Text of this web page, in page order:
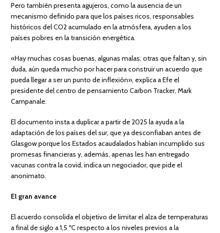
Pero también presenta agujeros, como la ausencia de un
mecanismo definido para que los países ricos, responsables
históricos del CO2 acumulado en la atmósfera, ayuden a los
países pobres en la transición energética.
«Hay muchas cosas buenas, algunas malas, otras que faltan y, sin
duda, aún queda mucho por hacer para construir un acuerdo que
pueda llegar a ser un punto de inflexión», explica a Efe el
presidente del centro de pensamiento Carbon Tracker, Mark
Campanale.
El documento insta a duplicar a partir de 2025 la ayuda a la
adaptación de los países del sur, que ya desconfiaban antes de
Glasgow porque los Estados acaudalados habían incumplido sus
promesas financieras y, además, apenas les han entregado
vacunas contra la covid, indica un negociador, que pide el
anonimato.
El gran avance
El acuerdo consolida el objetivo de limitar el alza de temperaturas
a final de siglo a 1,5 ºC respecto a los niveles previos a la